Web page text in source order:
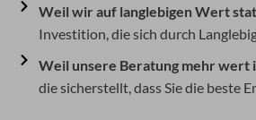
Weil wir auf langlebigen Wert
Investition, die sich durch
Weil unsere Beratung mehr wert
die sicherstellt, dass Sie die beste